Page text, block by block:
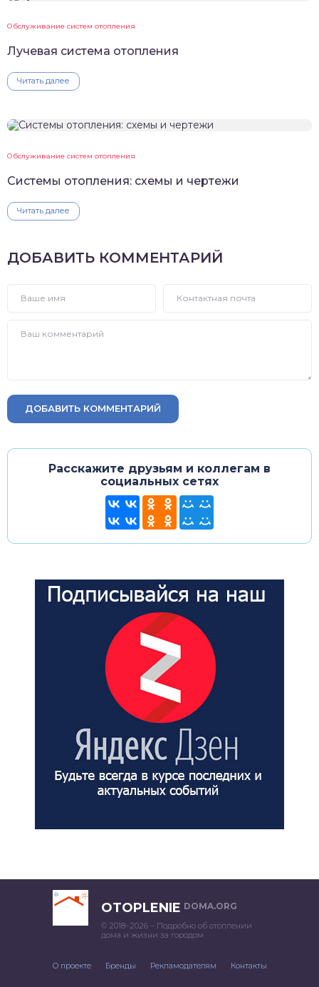
Обслуживание систем отопления
Лучевая система отопления
Читать далее
Обслуживание систем отопления
Системы отопления: схемы и чертежи
Читать далее
ДОБАВИТЬ КОММЕНТАРИЙ
ДОБАВИТЬ КОММЕНТАРИЙ
Расскажите друзьям и коллегам в
социальных сетях
OTOPLENIE DOMA.ORG
© 2018–2026 – Подробно об отоплении
дома и жизни за городом
О проекте Бренды Рекламодателям Контакты